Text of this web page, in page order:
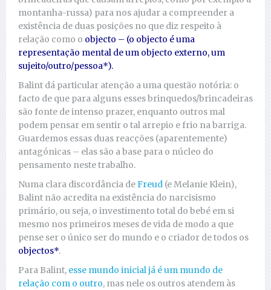
montanha-russa) para nos ajudar a compreender a
existência de duas posições no que diz respeito à
relação como o objecto – (o objecto é uma
representação mental de um objecto externo, um
sujeito/outro/pessoa*).
Balint dá particular atenção a uma questão notória: o
facto de que para alguns esses brinquedos/brincadeiras
são fonte de intenso prazer, enquanto outros mal
podem pensar em sentir o tal arrepio e frio na barriga.
Guardemos essas duas reacções (aparentemente)
antagónicas – elas são a base para o núcleo do
pensamento neste trabalho.
Numa clara discordância deFreud (e Melanie Klein),
Balint não acredita na existência do narcisismo
primário, ou seja, o investimento total do bebé em si
mesmo nos primeiros meses de vida de modo a que
pense ser o único ser do mundo e o criador de todos os
objectos*.
Para Balint, esse mundo inicial já é um mundo de
relação com o outro, mas nele os outros atendem às